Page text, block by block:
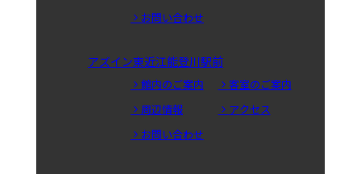
お問い合わせ
アズイン東近江能登川駅前
館内のご案内
客室のご案内
周辺情報
アクセス
お問い合わせ